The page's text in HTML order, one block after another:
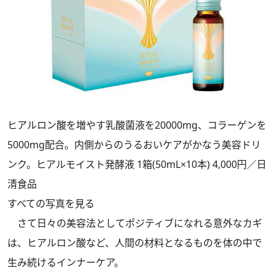
ヒアルロン酸を増やす乳酸菌液を20000mg、コラーゲンを
5000mg配合。内側からのうるおいケアがかなう美容ドリ
ンク。ヒアルモイスト発酵液 1箱(50mL×10本) 4,000円／日
清食品
すべての写真を見る
さて日々の美容法としてポジティブになれる意外なカギ
は、ヒアルロン酸など、人間の材料となるものを体の中で
生み続けるインナーケア。